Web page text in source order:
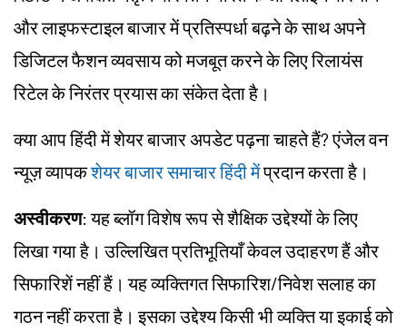
और लाइफस्टाइल बाजार में प्रतिस्पर्धा बढ़ने के साथ अपने
डिजिटल फैशन व्यवसाय को मजबूत करने के लिए रिलायंस
रिटेल के निरंतर प्रयास का संकेत देता है।
क्या आप हिंदी में शेयर बाजार अपडेट पढ़ना चाहते हैं? एंजेल वन
न्यूज़ व्यापकशेयर बाजार समाचार हिंदी मेंप्रदान करता है।
अस्वीकरण: यह ब्लॉग विशेष रूप से शैक्षिक उद्देश्यों के लिए
लिखा गया है। उल्लिखित प्रतिभूतियाँ केवल उदाहरण हैं और
सिफारिशें नहीं हैं। यह व्यक्तिगत सिफारिश/निवेश सलाह का
गठन नहीं करता है। इसका उद्देश्य किसी भी व्यक्ति या इकाई को